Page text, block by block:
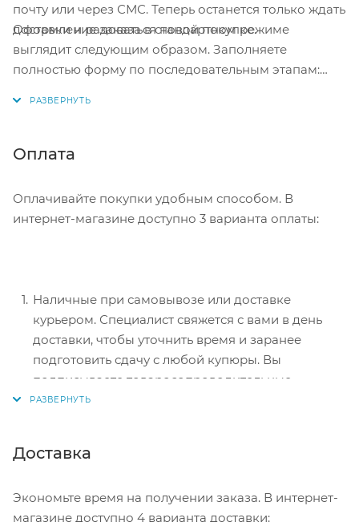
почту или через СМС. Теперь останется только ждать
доставки и радоваться новой покупке.
Оформление заказа в стандартном режиме
выглядит следующим образом. Заполняете
полностью форму по последовательным этапам:
Нажмите кнопку «Оформить заказ».
Оплата
Оплачивайте покупки удобным способом. В
интернет-магазине доступно 3 варианта оплаты:
Наличные при самовывозе или доставке
курьером. Специалист свяжется с вами в день
доставки, чтобы уточнить время и заранее
подготовить сдачу с любой купюры. Вы
подписываете товаросопроводительные
документы, вносите денежные средства,
перенаправит вас на сервер системы ASSIST.
Доставка
Экономьте время на получении заказа. В интернет-
магазине доступно 4 варианта доставки: